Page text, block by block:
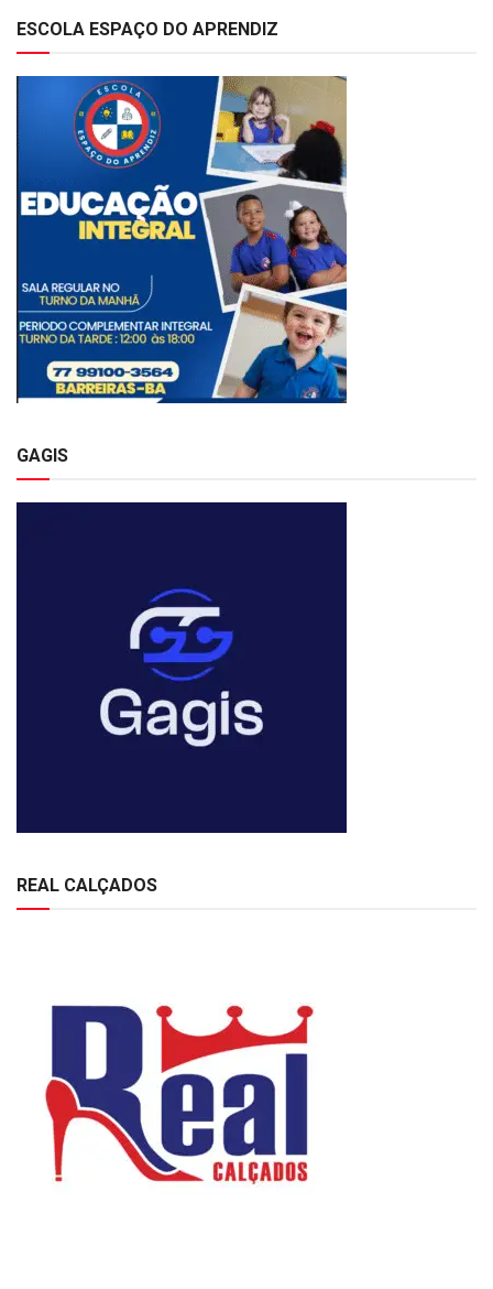
ESCOLA ESPAÇO DO APRENDIZ
GAGIS
REAL CALÇADOS